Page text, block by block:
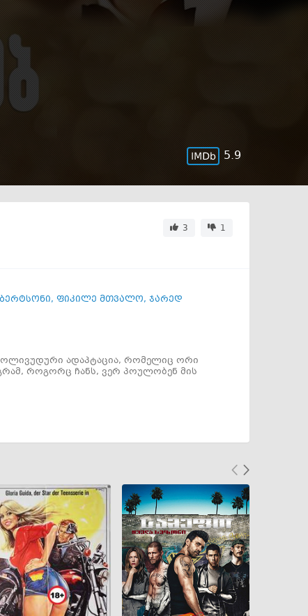
5.9
3
1
, ფიკილე მთვალო, ჯარედ
ადაპტაცია, რომელიც ორი
როგორც ჩანს, ვერ პოულობენ მის